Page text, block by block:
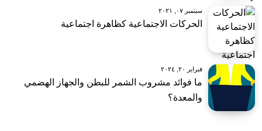
سبتمبر ٠٧, ٢٠٢١
الحركات الاجتماعية كظاهرة اجتماعية
فبراير ٢٠, ٢٠٢٤
ما فوائد مشروب الشمر للبطن والجهاز الهضمي
والمعدة؟